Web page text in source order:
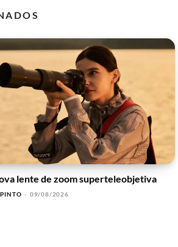
lente de zoom superteleobjetiva
PINTO - 09/08/2026